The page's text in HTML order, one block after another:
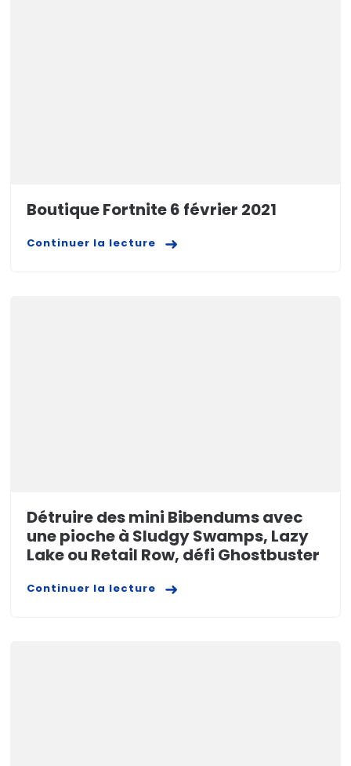
Boutique Fortnite 6 février 2021
Continuer la lecture
Détruire des mini Bibendums avec
une pioche à Sludgy Swamps, Lazy
Lake ou Retail Row, défi Ghostbuster
Continuer la lecture